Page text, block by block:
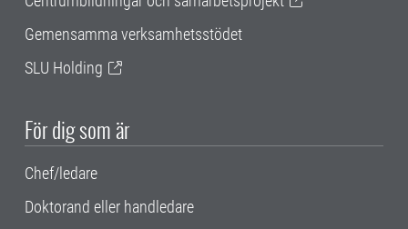
Gemensamma verksamhetsstödet
SLU Holding
För dig som är
Chef/ledare
Doktorand eller handledare